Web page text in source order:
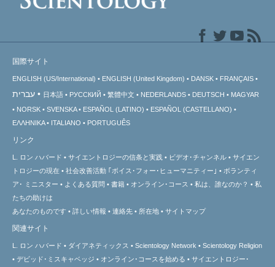
国際サイト
ENGLISH (US/International) ENGLISH (United Kingdom) DANSK FRANÇAIS
עברית 日本語 РУССКИЙ 繁體中文 NEDERLANDS DEUTSCH
MAGYAR
NORSK
SVENSKA ESPAÑOL (LATINO)
ESPAÑOL (CASTELLANO)
ΕΛΛΗΝΙΚA
ITALIANO PORTUGUÊS
リンク
L. ロン ハバード サイエントロジーの信条と実践 ビデオ･チャンネル
サイエン
トロジーの現在 社会改善活動 ｢ボイス･フォー･ヒューマニティー｣
ボランティ
ア･
ミニスター よくある質問 書籍 オンライン･コース 私は、誰なのか？
私
たちの助けは
あなたのものです
詳しい情報 連絡先 所在地 サイトマップ
関連サイト
L. ロン ハバード ダイアネティックス Scientology Network
Scientology Religion
デビッド･ミスキャベッジ
オンライン･コースを始める サイエントロジー･